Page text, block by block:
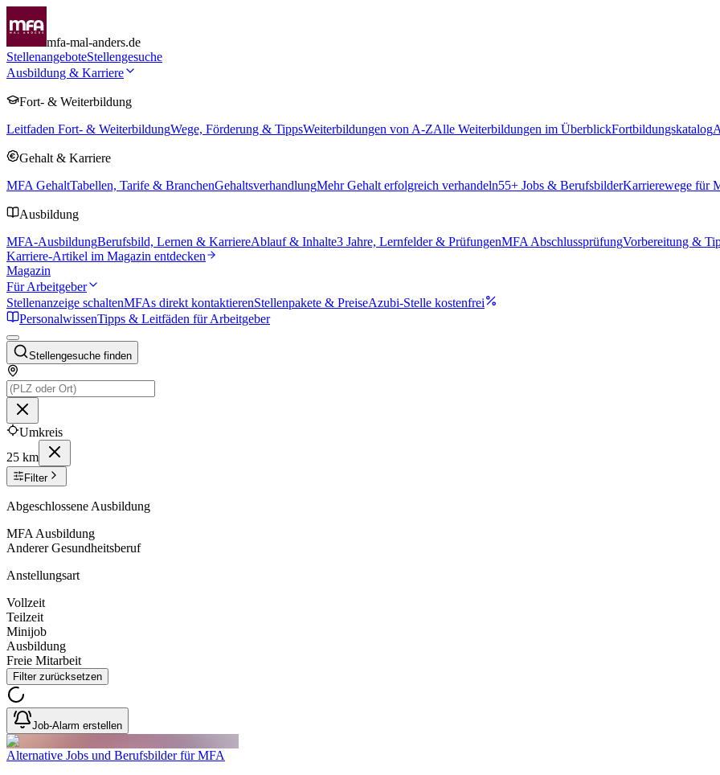
mfa-mal-anders.de
StellenangeboteStellengesuche
Ausbildung & Karriere
Fort- & Weiterbildung
Leitfaden Fort- & WeiterbildungWege, Förderung & TippsWeiterbildungen von A-ZAlle Weiterbildungen im ÜberblickFortbildungskatalog
Gehalt & Karriere
MFA GehaltTabellen, Tarife & BranchenGehaltsverhandlungMehr Gehalt erfolgreich verhandeln55+ Jobs & BerufsbilderKarrierewege für
Ausbildung
MFA-AusbildungBerufsbild, Lernen & KarriereAblauf & Inhalte3 Jahre, Lernfelder & PrüfungenMFA AbschlussprüfungVorbereitung &
Karriere-Artikel im Magazin entdecken
Magazin
Für Arbeitgeber
Stellenanzeige schaltenMFAs direkt kontaktierenStellenpakete & PreiseAzubi-Stelle kostenfrei
PersonalwissenTipps & Leitfäden für Arbeitgeber
Stellengesuche finden
Umkreis
25 km
Filter
Abgeschlossene Ausbildung
MFA Ausbildung
Anderer Gesundheitsberuf
Anstellungsart
Vollzeit
Teilzeit
Minijob
Ausbildung
Freie Mitarbeit
Filter zurücksetzen
Job-Alarm erstellen
Alternative Jobs und Berufsbilder für MFA